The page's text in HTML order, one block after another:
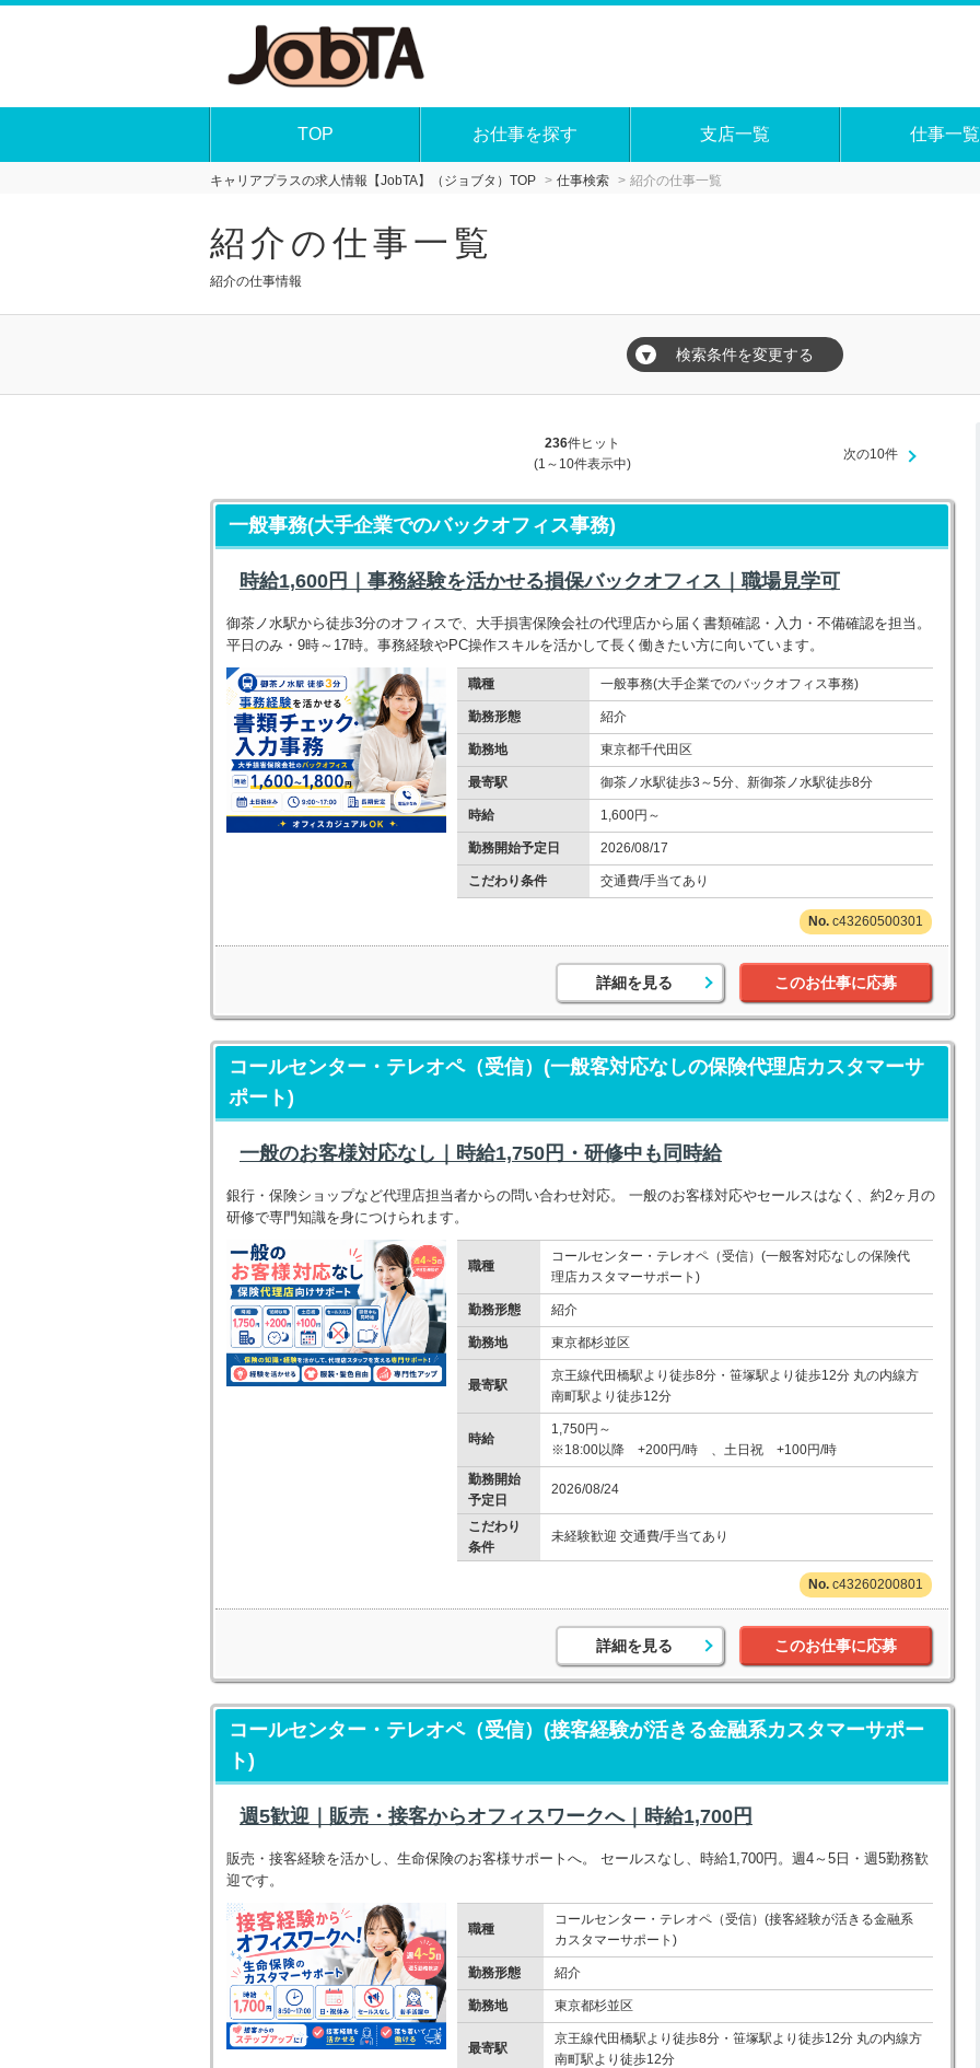
TOP お仕事を探す 支店一覧 仕事一覧
キャリアプラスの求人情報【JobTA】（ジョブタ）TOP 仕事検索 紹介の仕事一覧
紹介の仕事一覧
紹介の仕事情報
▼ 検索条件を変更する
236件ヒット
(1～10件表示中)
次の10件
一般事務(大手企業でのバックオフィス事務)
時給1,600円｜事務経験を活かせる損保バックオフィス｜職場見学可
御茶ノ水駅から徒歩3分のオフィスで、大手損害保険会社の代理店から届く書類確認・入力・不備確認を担当。
平日のみ・9時～17時。事務経験やPC操作スキルを活かして長く働きたい方に向いています。
職種 一般事務(大手企業でのバックオフィス事務)
勤務形態 紹介
勤務地 東京都千代田区
最寄駅 御茶ノ水駅徒歩3～5分、新御茶ノ水駅徒歩8分
時給 1,600円～
勤務開始予定日 2026/08/17
こだわり条件 交通費/手当てあり
c43260500301
詳細を見る このお仕事に応募
コールセンター・テレオペ（受信）(一般客対応なしの保険代理店カスタマーサ
ポート)
一般のお客様対応なし｜時給1,750円・研修中も同時給
銀行・保険ショップなど代理店担当者からの問い合わせ対応。 一般のお客様対応やセールスはなく、約2ヶ月の
研修で専門知識を身につけられます。
職種
コールセンター・テレオペ（受信）(一般客対応なしの保険代
理店カスタマーサポート)
勤務形態 紹介
勤務地 東京都杉並区
最寄駅
京王線代田橋駅より徒歩8分・笹塚駅より徒歩12分 丸の内線方
南町駅より徒歩12分
時給
1,750円～
※18:00以降 +200円/時 、土日祝 +100円/時
勤務開始
予定日
2026/08/24
こだわり
条件
未経験歓迎 交通費/手当てあり
c43260200801
詳細を見る このお仕事に応募
コールセンター・テレオペ（受信）(接客経験が活きる金融系カスタマーサポー
ト)
週5歓迎｜販売・接客からオフィスワークへ｜時給1,700円
販売・接客経験を活かし、生命保険のお客様サポートへ。 セールスなし、時給1,700円。週4～5日・週5勤務歓
迎です。
職種
コールセンター・テレオペ（受信）(接客経験が活きる金融系
カスタマーサポート)
勤務形態 紹介
勤務地 東京都杉並区
最寄駅
京王線代田橋駅より徒歩8分・笹塚駅より徒歩12分 丸の内線方
南町駅より徒歩12分